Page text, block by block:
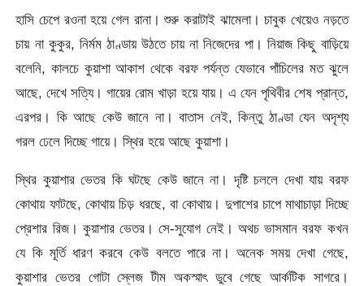
হাসি চেপে রওনা হয়ে গেল রানা। শুরু করাটাই ঝামেলা। চাবুক খেয়েও নড়তে
চায় না কুকুর, নির্মম ঠাণ্ডায় উঠতে চায় না নিজেদের পা। নিয়াজ কিছু বাড়িয়ে
বলেনি, কালচে কুয়াশা আকাশ থেকে বরফ পর্যন্ত যেভাবে পাঁচিলের মত ঝুলে
আছে, দেখে সত্যি। গায়ের রোম খাড়া হয়ে যায়। এ যেন পৃথিবীর শেষ প্রান্ত,
এরপর। কি আছে কেউ জানে না। বাতাস নেই, কিন্তু ঠাণ্ডা যেন অদৃশ্য
গরল ঢেলে দিচ্ছে গায়ে। স্থির হয়ে আছে কুয়াশা।
স্থির কুয়াশার ভেতর কি ঘটছে কেউ জানে না। দৃষ্টি চললে দেখা যায় বরফ
কোথায় ফাটছে, কোথায় চিড় ধরছে, বা কোথায়। দুপাশের চাপে মাথাচাড়া দিচ্ছে
প্রেশার রিজ। কুয়াশার ভেতর। সে-সুযোগ নেই। অথচ ভাসমান বরফ কখন
যে কি মূর্তি ধারণ করবে কেউ বলতে পারে না। অনেক সময় দেখা গেছে,
কুয়াশার ভেতর গোটা স্লেজ টীম অকস্মাৎ ডুবে গেছে আর্কটিক সাগরে।